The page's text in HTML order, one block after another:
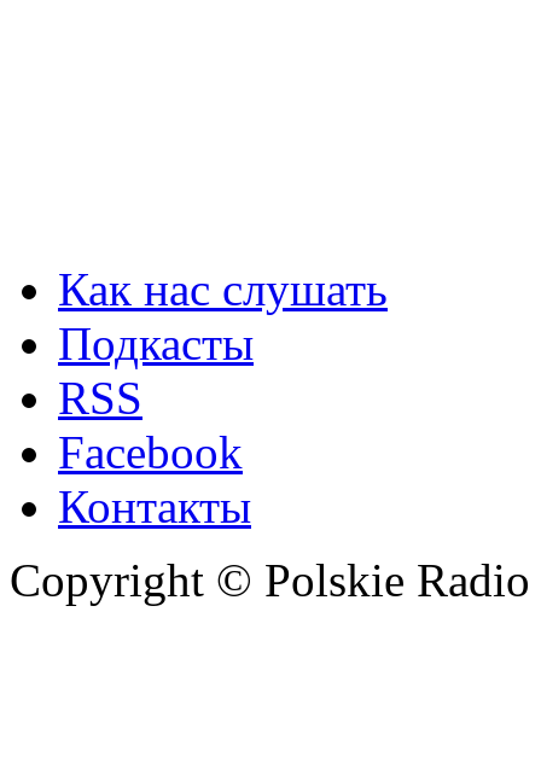
Как нас слушать
Подкасты
RSS
Facebook
Контакты
Copyright © Polskie